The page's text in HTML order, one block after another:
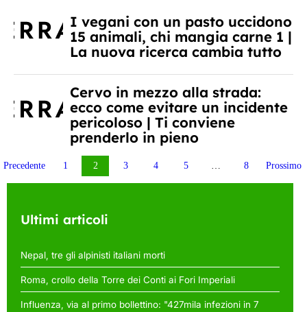
I vegani con un pasto uccidono
15 animali, chi mangia carne 1 |
La nuova ricerca cambia tutto
Cervo in mezzo alla strada:
ecco come evitare un incidente
pericoloso | Ti conviene
prenderlo in pieno
Paginazione
articoli
Precedente 1 2 3 4 5 … 8 Prossimo
Ultimi articoli
Nepal, tre gli alpinisti italiani morti
Roma, crollo della Torre dei Conti ai Fori Imperiali
Influenza, via al primo bollettino: "427mila infezioni in 7